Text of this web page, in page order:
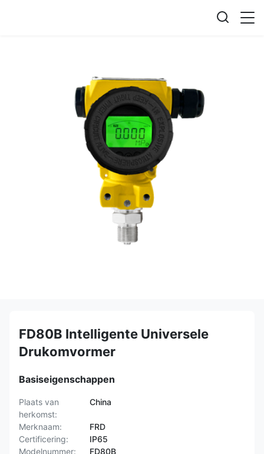
FD80B Intelligente Universele
Drukomvormer
Basiseigenschappen
Plaats van
herkomst:
China
Merknaam:
FRD
Certificering:
IP65
Modelnummer:
FD80B